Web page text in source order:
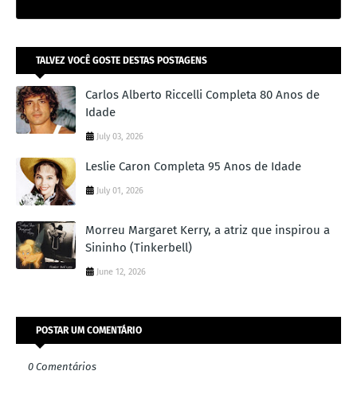
TALVEZ VOCÊ GOSTE DESTAS POSTAGENS
Carlos Alberto Riccelli Completa 80 Anos de
Idade
July 03, 2026
Leslie Caron Completa 95 Anos de Idade
July 01, 2026
Morreu Margaret Kerry, a atriz que inspirou a
Sininho (Tinkerbell)
June 12, 2026
POSTAR UM COMENTÁRIO
0 Comentários